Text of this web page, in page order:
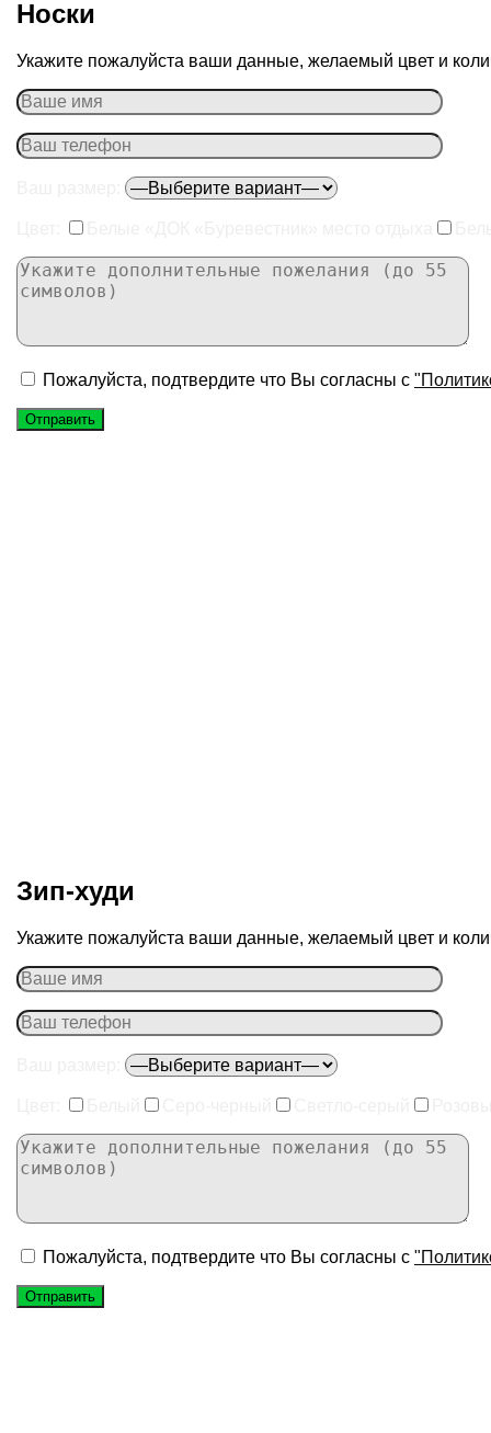
Носки
Укажите пожалуйста ваши данные, желаемый цвет и
Пожалуйста, подтвердите что Вы согласны с
Зип-худи
Укажите пожалуйста ваши данные, желаемый цвет и
Пожалуйста, подтвердите что Вы согласны с